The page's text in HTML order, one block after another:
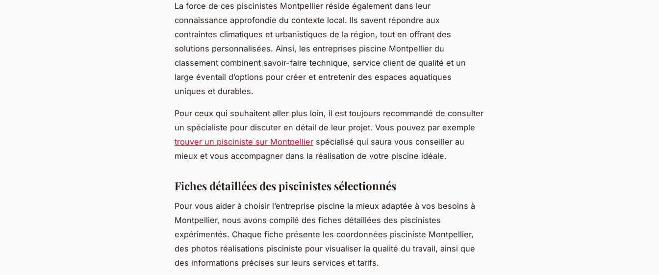
La force de ces piscinistes Montpellier réside également dans leur
connaissance approfondie du contexte local. Ils savent répondre aux
contraintes climatiques et urbanistiques de la région, tout en offrant des
solutions personnalisées. Ainsi, les entreprises piscine Montpellier du
classement combinent savoir-faire technique, service client de qualité et un
large éventail d’options pour créer et entretenir des espaces aquatiques
uniques et durables.
Pour ceux qui souhaitent aller plus loin, il est toujours recommandé de consulter
un spécialiste pour discuter en détail de leur projet. Vous pouvez par exemple
trouver un pisciniste sur Montpellier spécialisé qui saura vous conseiller au
mieux et vous accompagner dans la réalisation de votre piscine idéale.
Fiches détaillées des piscinistes sélectionnés
Pour vous aider à choisir l’entreprise piscine la mieux adaptée à vos besoins à
Montpellier, nous avons compilé des fiches détaillées des piscinistes
expérimentés. Chaque fiche présente les coordonnées pisciniste Montpellier,
des photos réalisations pisciniste pour visualiser la qualité du travail, ainsi que
des informations précises sur leurs services et tarifs.